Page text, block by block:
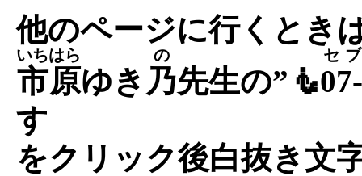
他のページに行くとき
市原
いちはら
ゆき 乃
の
先生の”🧜
セ
す
をクリック後白抜き文